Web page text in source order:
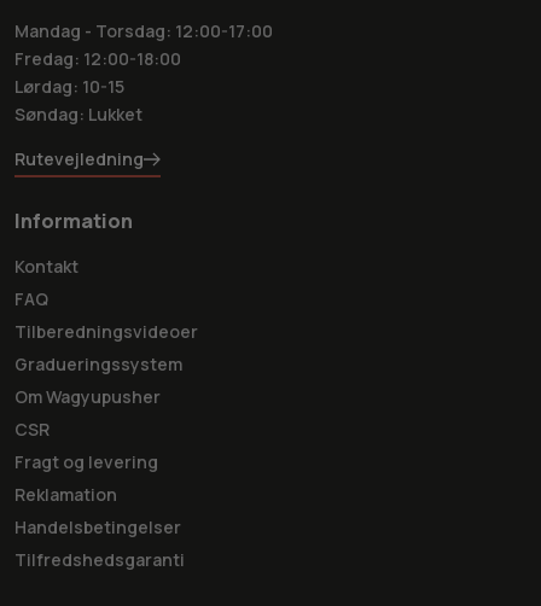
Mandag - Torsdag: 12:00-17:00
Fredag: 12:00-18:00
Lørdag: 10-15
Søndag: Lukket
Rutevejledning
Information
Kontakt
FAQ
Tilberedningsvideoer
Gradueringssystem
Om Wagyupusher
CSR
Fragt og levering
Reklamation
Handelsbetingelser
Tilfredshedsgaranti